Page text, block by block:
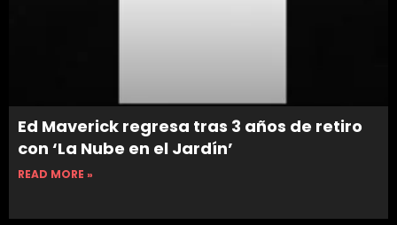
Ed Maverick regresa tras 3 años de retiro
con ‘La Nube en el Jardín’
READ MORE »